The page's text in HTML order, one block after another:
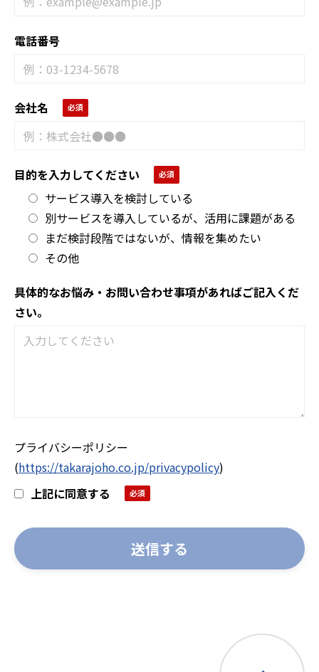
電話番号
会社名
目的を入力してください
サービス導入を検討している
別サービスを導入しているが、活用に課題がある
まだ検討段階ではないが、情報を集めたい
その他
具体的なお悩み・お問い合わせ事項があればご記入くだ
さい。
プライバシーポリシー
(https://takarajoho.co.jp/privacypolicy)
上記に同意する